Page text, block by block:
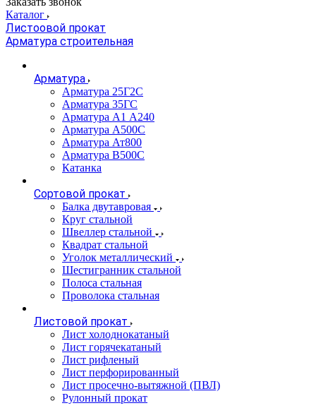
Каталог
Листоовой прокат
Арматура строительная
Арматура
Арматура 25Г2С
Арматура 35ГС
Арматура А1 А240
Арматура А500С
Арматура Ат800
Арматура В500С
Катанка
Сортовой прокат
Балка двутавровая
Круг стальной
Швеллер стальной
Квадрат стальной
Уголок металлический
Шестигранник стальной
Полоса стальная
Проволока стальная
Листовой прокат
Лист холоднокатаный
Лист горячекатаный
Лист рифленый
Лист перфорированный
Лист просечно-вытяжной (ПВЛ)
Рулонный прокат